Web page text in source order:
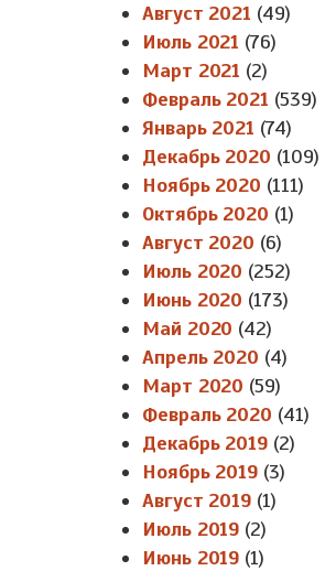
Август 2021 (49)
Июль 2021 (76)
Март 2021 (2)
Февраль 2021 (539)
Январь 2021 (74)
Декабрь 2020 (109)
Ноябрь 2020 (111)
Октябрь 2020 (1)
Август 2020 (6)
Июль 2020 (252)
Июнь 2020 (173)
Май 2020 (42)
Апрель 2020 (4)
Март 2020 (59)
Февраль 2020 (41)
Декабрь 2019 (2)
Ноябрь 2019 (3)
Август 2019 (1)
Июль 2019 (2)
Июнь 2019 (1)